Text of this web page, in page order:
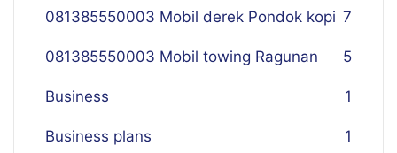
081385550003 Mobil derek Pondok kopi 7
081385550003 Mobil towing Ragunan 5
Business 1
Business plans 1